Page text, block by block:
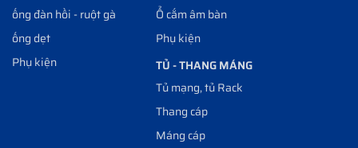
ống đàn hồi - ruột gà
ống dẹt
Phụ kiện
Ổ cắm âm bàn
Phụ kiện
TỦ - THANG MÁNG
Tủ mạng, tủ Rack
Thang cáp
Máng cáp